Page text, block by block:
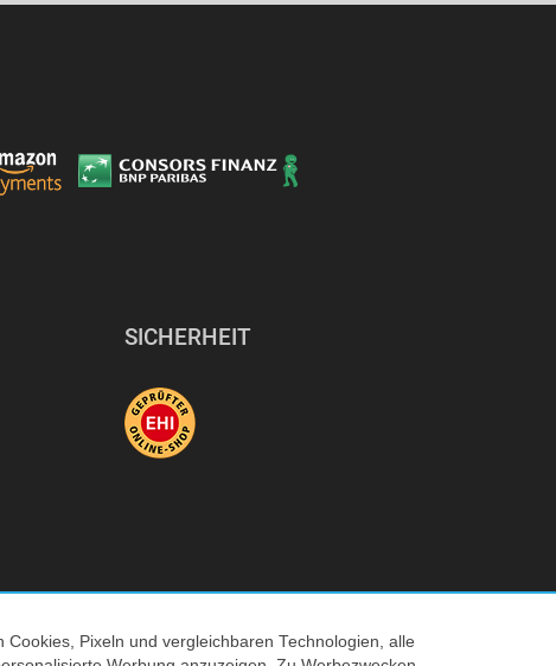
SICHERHEIT
Cookies, Pixeln und vergleichbaren Technologien, alle